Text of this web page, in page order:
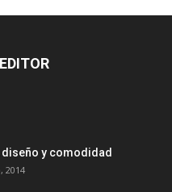
y comodidad
2014